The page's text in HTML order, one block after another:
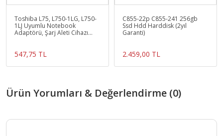
Toshiba L75, L750-1LG, L750-
1LJ Uyumlu Notebook
Adaptörü, Şarj Aleti Cihazı
547,75 TL
C855-22p C855-241 256gb
Ssd Hdd Harddisk (2yıl
Garanti)
2.459,00 TL
Ürün Yorumları & Değerlendirme (0)